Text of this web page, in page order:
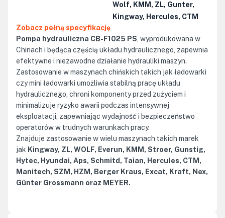
Wolf, KMM, ZL, Gunter,
Kingway, Hercules, CTM
Zobacz pełną specyfikację
Pompa hydrauliczna CB-F1025 PS , wyprodukowana w
Chinach i będąca częścią układu hydraulicznego, zapewnia
efektywne i niezawodne działanie hydrauliki maszyn.
Zastosowanie w maszynach chińskich takich jak ładowarki
czy mini ładowarki umożliwia stabilną pracę układu
hydraulicznego, chroni komponenty przed zużyciem i
minimalizuje ryzyko awarii podczas intensywnej
eksploatacji, zapewniając wydajność i bezpieczeństwo
operatorów w trudnych warunkach pracy.
Znajduje zastosowanie w wielu maszynach takich marek
jak Kingway, ZL, WOLF, Everun, KMM, Stroer, Gunstig,
Hytec, Hyundai, Aps, Schmitd, Taian, Hercules, CTM,
Manitech, SZM, HZM, Berger Kraus, Excat, Kraft, Nex,
Günter Grossmann oraz MEYER.